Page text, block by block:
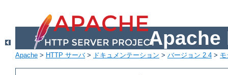
Apache
Apache > HTTP サーバ> ドキュメンテーション > バージョン 2.4 >